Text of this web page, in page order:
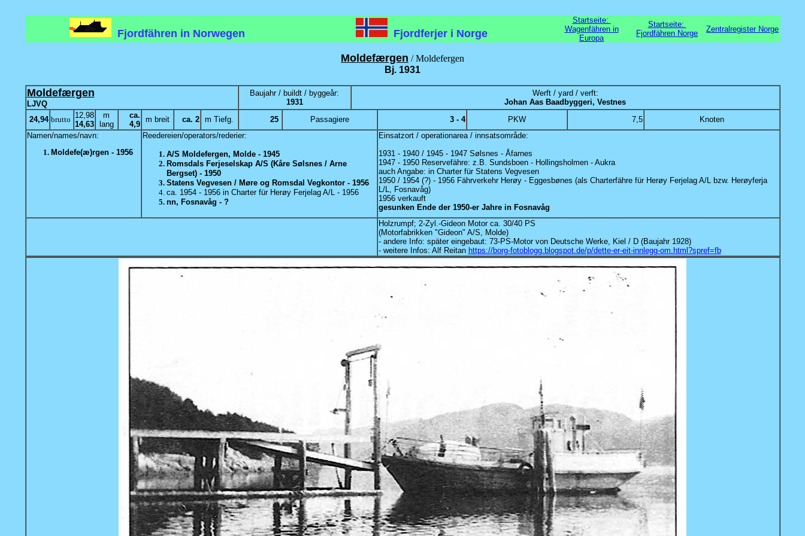
Fjordfähren in Norwegen Fjordferjer i Norge
Startseite:
Wagenfähren in
Europa
Startseite:
Fjordfähren Norge
Zentralregister Norge
Moldefærgen / Moldefergen
Bj. 1931
Moldefærgen
LJVQ
Baujahr / buildt / byggeår:
1931
Werft / yard / verft:
Johan Aas Baadbyggeri, Vestnes
24,94 brutto 12,98
14,63
m
lang
ca.
4,9
m breit ca. 2 m Tiefg. 25 Passagiere 3 - 4 PKW 7,5
Knoten
Namen/names/navn:
Moldefe(æ)rgen - 1956
Reedereien/operators/rederier:
A/S Moldefergen, Molde - 1945
Romsdals Ferjeselskap A/S (Kåre Sølsnes / Arne
Bergset) - 1950
Statens Vegvesen / Møre og Romsdal Vegkontor - 1956
ca. 1954 - 1956 in Charter für Herøy Ferjelag A/L - 1956
nn, Fosnavåg - ?
Einsatzort / operationarea / innsatsområde:
1931 - 1940 / 1945 - 1947 Sølsnes - Åfarnes
1947 - 1950 Reservefähre: z.B. Sundsboen - Hollingsholmen - Aukra
auch Angabe: in Charter für Statens Vegvesen
1950 / 1954 (?) - 1956 Fährverkehr Herøy - Eggesbønes (als Charterfähre für Herøy Ferjelag A/L bzw. Herøyferja
L/L, Fosnavåg)
1956 verkauft
gesunken Ende der 1950-er Jahre in Fosnavåg
Holzrumpf; 2-Zyl.-Gideon Motor ca. 30/40 PS
(Motorfabrikken "Gideon" A/S, Molde)
- andere Info: später eingebaut: 73-PS-Motor von Deutsche Werke, Kiel / D (Baujahr 1928)
- weitere Infos: Alf Reitan https://borg-fotoblogg.blogspot.de/p/dette-er-eit-innlegg-om.html?spref=fb